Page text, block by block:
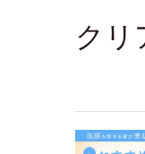
クリ